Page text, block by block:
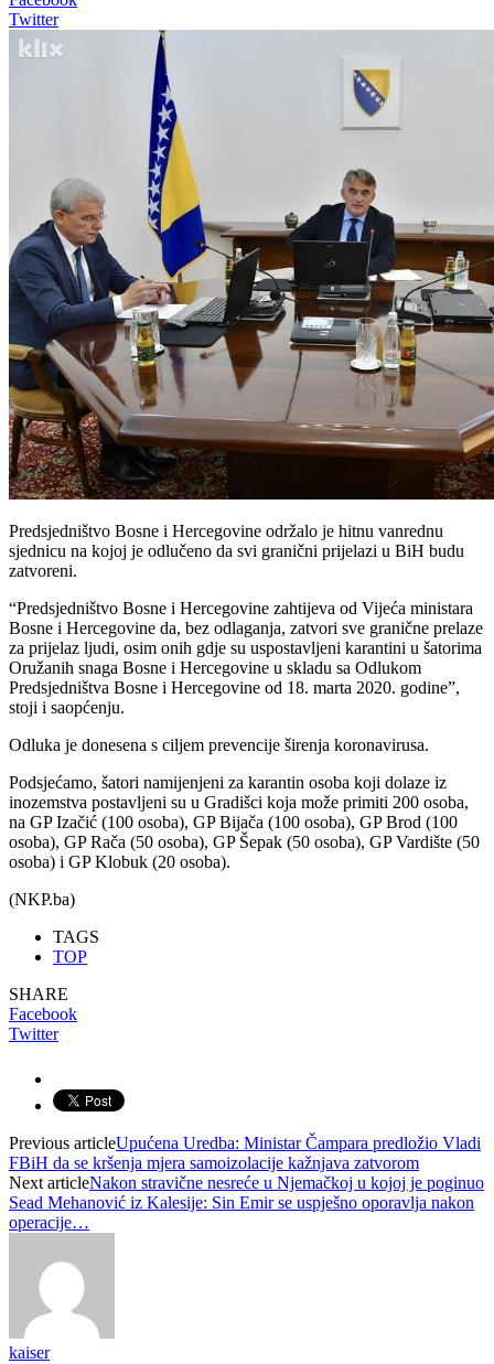
Twitter
Predsjedništvo Bosne i Hercegovine održalo je hitnu vanrednu
sjednicu na kojoj je odlučeno da svi granični prijelazi u BiH budu
zatvoreni.
“Predsjedništvo Bosne i Hercegovine zahtijeva od Vijeća ministara
Bosne i Hercegovine da, bez odlaganja, zatvori sve granične prelaze
za prijelaz ljudi, osim onih gdje su uspostavljeni karantini u šatorima
Oružanih snaga Bosne i Hercegovine u skladu sa Odlukom
Predsjedništva Bosne i Hercegovine od 18. marta 2020. godine”,
stoji i saopćenju.
Odluka je donesena s ciljem prevencije širenja koronavirusa.
Podsjećamo, šatori namijenjeni za karantin osoba koji dolaze iz
inozemstva postavljeni su u Gradišci koja može primiti 200 osoba,
na GP Izačić (100 osoba), GP Bijača (100 osoba), GP Brod (100
osoba), GP Rača (50 osoba), GP Šepak (50 osoba), GP Vardište (50
osoba) i GP Klobuk (20 osoba).
(NKP.ba)
TAGS
TOP
SHARE
Facebook
Twitter
Previous articleUpućena Uredba: Ministar Čampara predložio Vladi
FBiH da se kršenja mjera samoizolacije kažnjava zatvorom
Next articleNakon stravične nesreće u Njemačkoj u kojoj je poginuo
Sead Mehanović iz Kalesije: Sin Emir se uspješno oporavlja nakon
operacije…
kaiser